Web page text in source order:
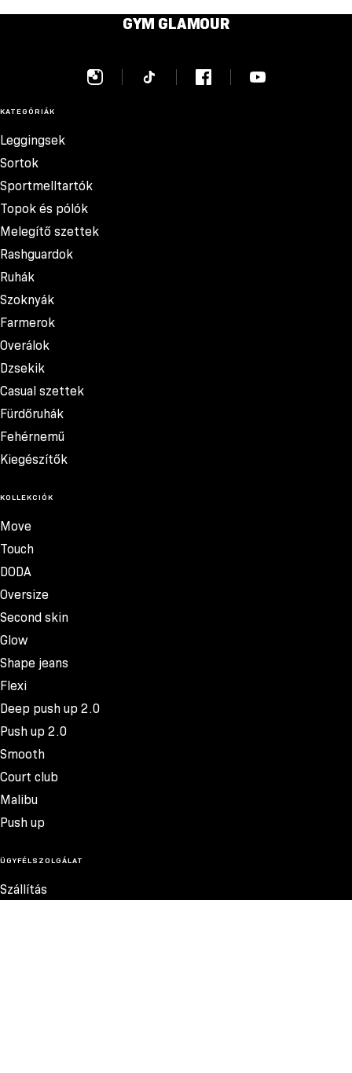
GYM GLAMOUR
KATEGÓRIÁK
Leggingsek
Sortok
Sportmelltartók
Topok és pólók
Melegítő szettek
Rashguardok
Ruhák
Szoknyák
Farmerok
Overálok
Dzsekik
Casual szettek
Fürdőruhák
Fehérnemű
Kiegészítők
KOLLEKCIÓK
Move
Touch
DODA
Oversize
Second skin
Glow
Shape jeans
Flexi
Deep push up 2.0
Push up 2.0
Smooth
Court club
Malibu
Push up
ÜGYFÉLSZOLGÁLAT
Szállítás